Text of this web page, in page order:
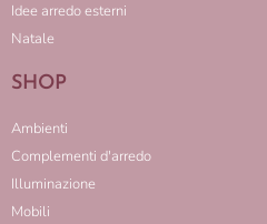
Idee arredo esterni
Natale
SHOP
Ambienti
Complementi d'arredo
Illuminazione
Mobili